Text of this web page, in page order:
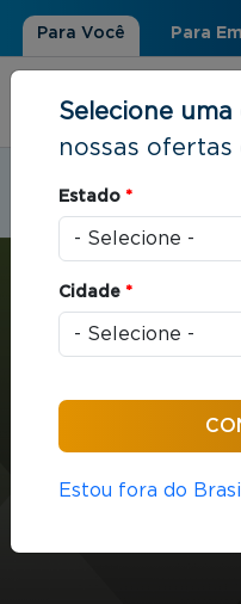
Para Você Para
Estudar em:Cabo Frio, RJ
Você está aqui
Selecione uma
nossas ofertas
Estado *
Cidade *
Estou fora do Brasil